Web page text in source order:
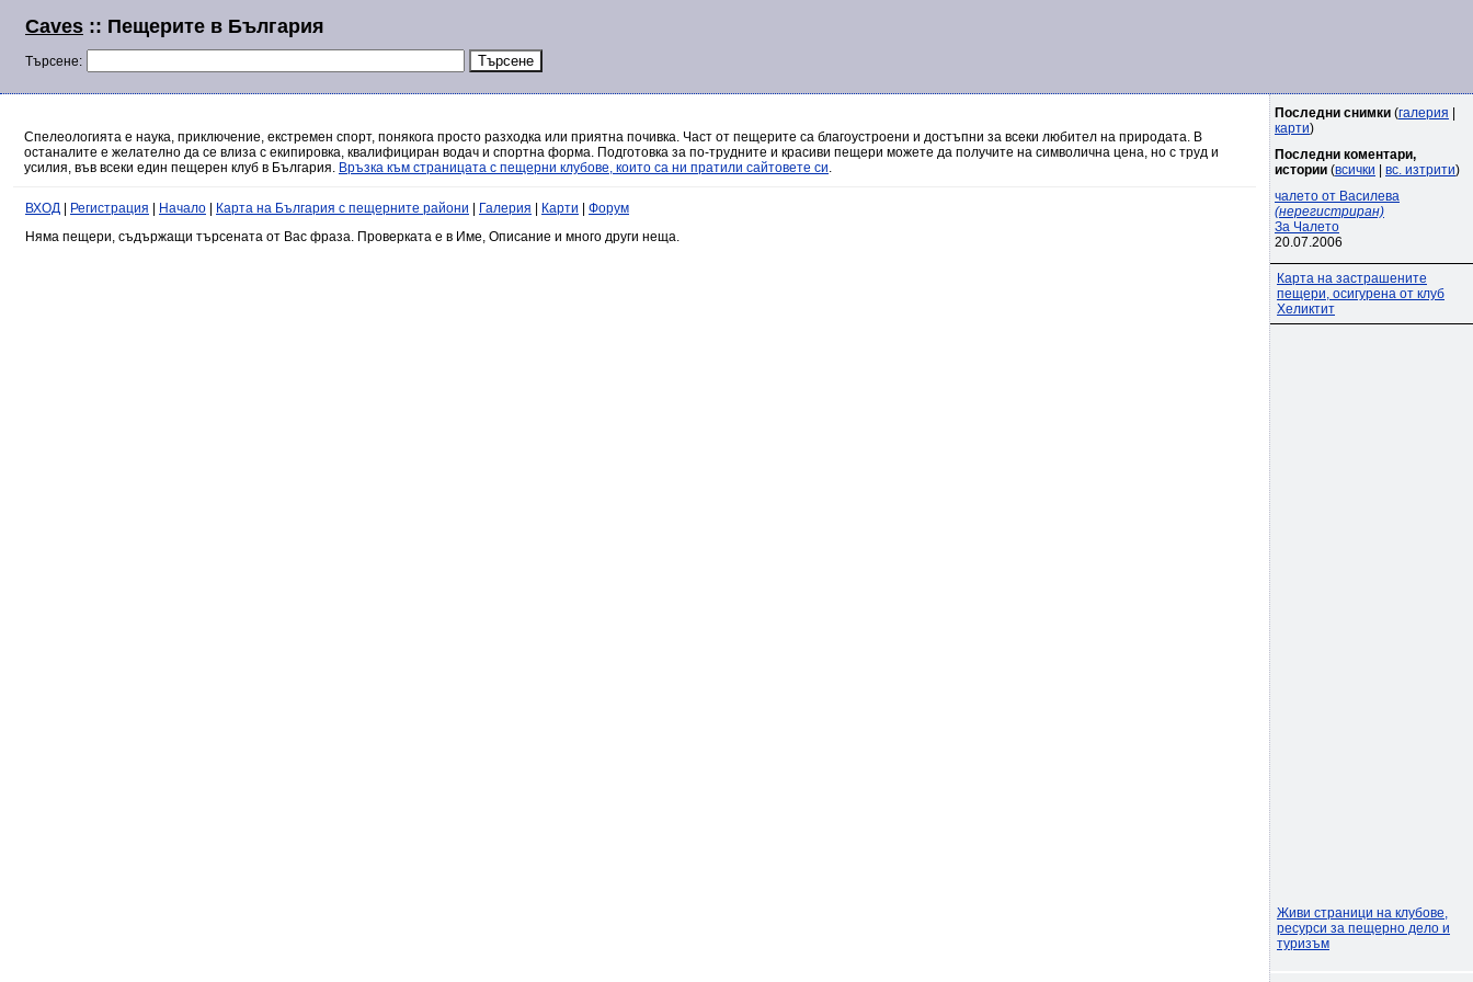
Caves :: Пещерите в България
Търсене:
Спелеологията е наука, приключение, екстремен спорт, понякога просто разходка или приятна почивка. Част от пещерите са благоустроени и достъпни за всеки любител на природата. В
останалите е желателно да се влиза с екипировка, квалифициран водач и спортна форма. Подготовка за по-трудните и красиви пещери можете да получите на символична цена, но с труд и
усилия, във всеки един пещерен клуб в България. Връзка към страницата с пещерни клубове, които са ни пратили сайтовете си.
ВХОД Регистрация Начало Карта на България с пещерните райони Галерия Карти
Форум
Няма пещери, съдържащи търсената от Вас фраза. Проверката е в Име, Описание и много други неща.
Последни снимки (галерия
карти)
Последни коментари,
истории (всички вс. изтрити)
чалето от Василева
(нерегистриран)
За Чалето
20.07.2006
Карта на застрашените
пещери, осигурена от клуб
Хеликтит
Живи страници на клубове,
ресурси за пещерно дело и
туризъм